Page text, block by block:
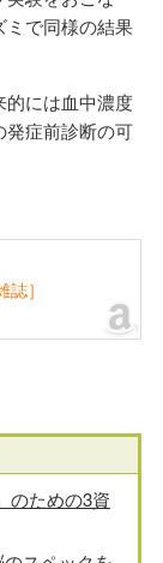
ミで同様の結果
的には血中濃度
発症前診断の可
］
のための3資